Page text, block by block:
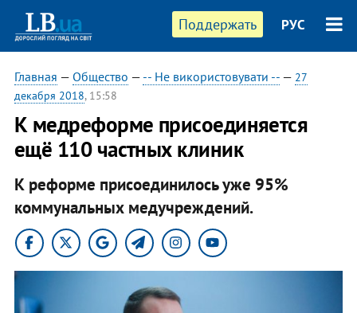
Поддержать РУС
Главная — Общество — -- Не використовувати --— 27
декабря 2018, 15:58
К медреформе присоединяется
ещё 110 частных клиник
К реформе присоединилось уже 95%
коммунальных медучреждений.